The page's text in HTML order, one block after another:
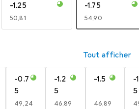
-1.25
EUR
50,81
-1.75
EUR
54,90
Tout afficher
-0.7
5
EUR
49,24
-1.2
5
EUR
46,89
-1.5
EUR
46,89
-
5